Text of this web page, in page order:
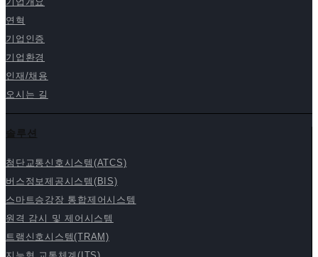
기업개요
연혁
기업인증
기업환경
인재/채용
오시는 길
첨단교통신호시스템(ATCS)
버스정보제공시스템(BIS)
스마트승강장 통합제어시스템
원격 감시 및 제어시스템
트램신호시스템(TRAM)